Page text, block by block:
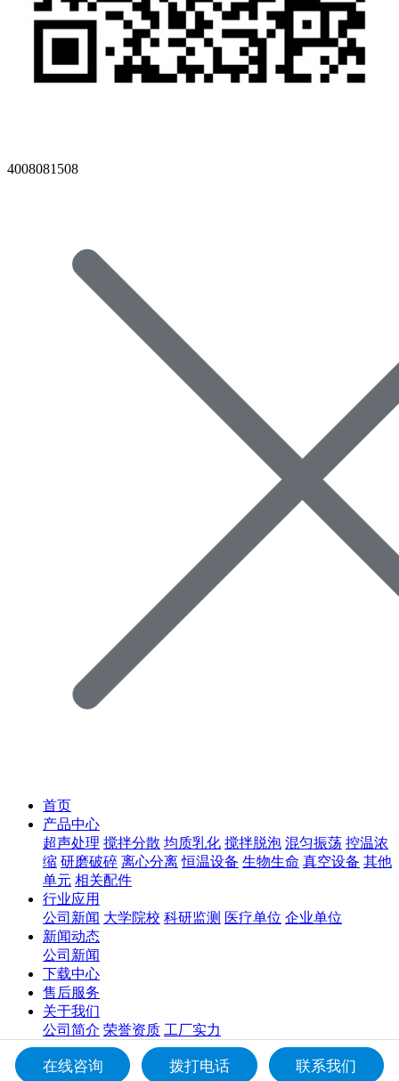
4008081508
首页
产品中心
超声处理 搅拌分散 均质乳化 搅拌脱泡 混匀振荡 控温浓
缩 研磨破碎 离心分离 恒温设备 生物生命 真空设备 其他
单元 相关配件
行业应用
公司新闻 大学院校 科研监测 医疗单位 企业单位
新闻动态
公司新闻
下载中心
售后服务
关于我们
公司简介 荣誉资质 工厂实力
联系我们
联系方式
在线留言
在线咨询 拨打电话 联系我们